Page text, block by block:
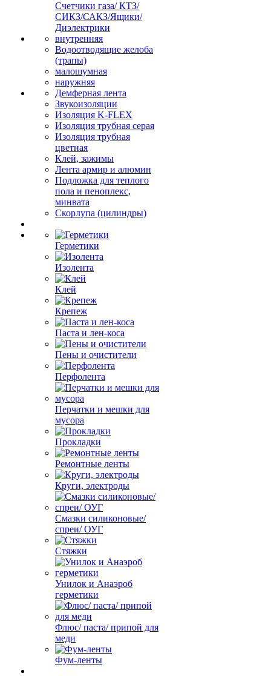
Счетчики газа/ КТЗ/
СИКЗ/САКЗ/Ящики/
Диэлектрики
внутренняя
Водоотводящие желоба
(трапы)
малошумная
наружняя
Демферная лента
Звукоизоляции
Изоляция K-FLEX
Изоляция трубная серая
Изоляция трубная
цветная
Клей, зажимы
Лента армир и алюмин
Подложка для теплого
пола и пеноплекс,
минвата
Скорлупа (цилиндры)
Герметики
Изолента
Клей
Крепеж
Паста и лен-коса
Пены и очистители
Перфолента
Перчатки и мешки для
мусора
Прокладки
Ремонтные ленты
Круги, электроды
Смазки силиконовые/
спреи/ ОУГ
Стяжки
Унилок и Анаэроб
герметики
Флюс/ паста/ припой для
меди
Фум-ленты